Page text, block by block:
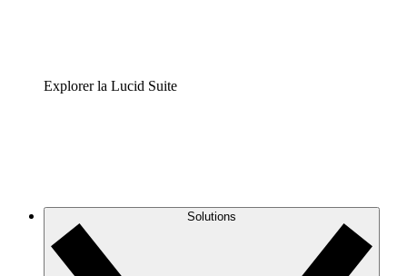
Explorer la Lucid Suite
Solutions